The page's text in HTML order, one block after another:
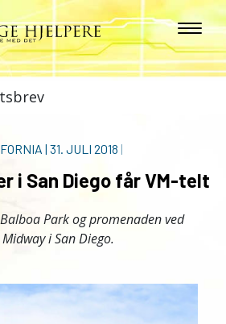
| 31. JULI 2018 |
i San Diego får VM-telt
Park og promenaden ved
Midwayi San Diego.